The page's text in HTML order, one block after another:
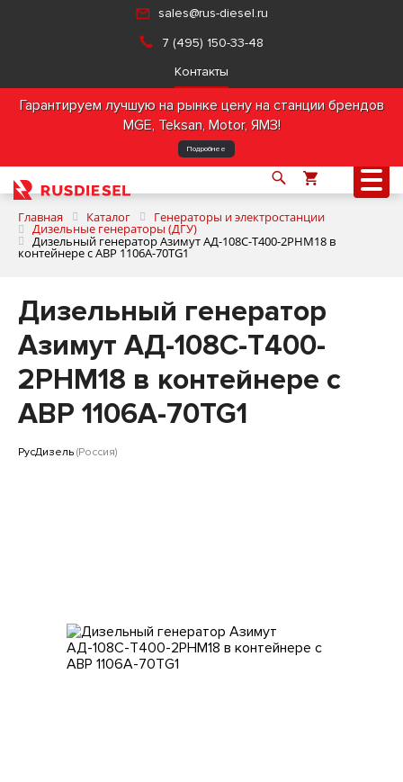
sales@rus-diesel.ru
7 (495) 150-33-48
Контакты
Гарантируем лучшую на рынке цену на станции брендов
MGE, Teksan, Motor, ЯМЗ!
Подробнее
Продукция
Услуги
Клиентам
Главная Каталог Генераторы и электростанции
Дизельные генераторы (ДГУ)
Дизельный генератор Азимут АД-108С-Т400-2РНМ18 в
контейнере с АВР 1106A-70TG1
Дизельный генератор
Азимут АД-108С-Т400-
2РНМ18 в контейнере с
АВР 1106A-70TG1
РусДизель (Россия)